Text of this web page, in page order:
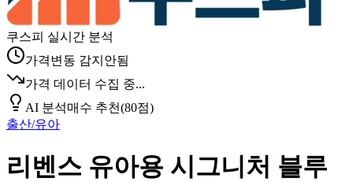
쿠스피 실시간 분석
가격변동 감지안됨
가격 데이터 수집 중...
AI 분석매수 추천(80점)
출산/유아
리벤스 유아용 시그니처 블루